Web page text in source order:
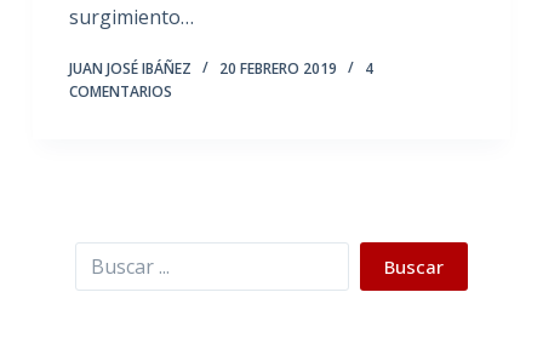
surgimiento…
JUAN JOSÉ IBÁÑEZ 20 FEBRERO 2019
4
COMENTARIOS
Buscar Buscar